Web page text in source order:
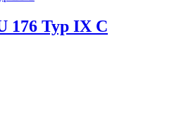
176 Typ IX C